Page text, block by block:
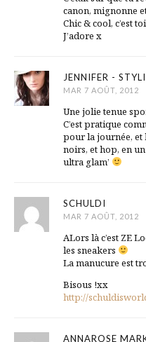
canon, mignonne
Chic & cool, c’est
J’adore x
JENNIFER -
MAR 7 AOÛT, 2012
Une jolie tenue
C’est pratique
pour la journée, et
noirs, et hop, en
ultra glam’
SCHULDI
MAR 7 AOÛT, 2012
ALors là c’est ZE
les sneakers
La manucure est
Bisous !xx
http://
ANNAROSE